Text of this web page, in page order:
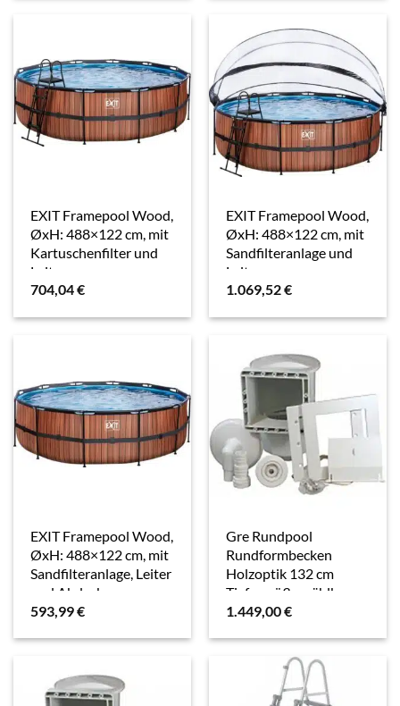
EXIT Framepool Wood,
ØxH: 488×122 cm, mit
Kartuschenfilter und
Leiter
704,04€
EXIT Framepool Wood,
ØxH: 488×122 cm, mit
Sandfilteranlage und
Leiter
1.069,52€
EXIT Framepool Wood,
ØxH: 488×122 cm, mit
Sandfilteranlage, Leiter
und Abdeckung
593,99€
Gre Rundpool
Rundformbecken
Holzoptik 132 cm
Tiefe, größe wählb
(Einzelbecken),
1.449,00€